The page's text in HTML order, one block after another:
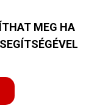
MEG HA